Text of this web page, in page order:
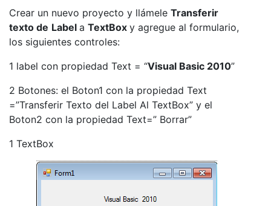
Crear un nuevo proyecto y llámele Transferir
texto de Label a TextBox y agregue al formulario,
los siguientes controles:
1 label con propiedad Text = “Visual Basic 2010”
2 Botones: el Boton1 con la propiedad Text
=”Transferir Texto del Label Al TextBox” y el
Boton2 con la propiedad Text=” Borrar”
1 TextBox